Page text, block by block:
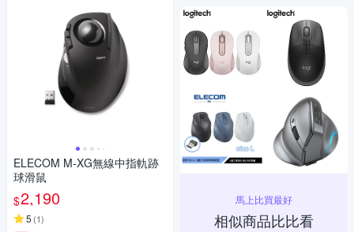
ELECOM M-XG無線中指軌跡
球滑鼠
$2,190
5 (1)
馬上比買最好
相似商品比比看